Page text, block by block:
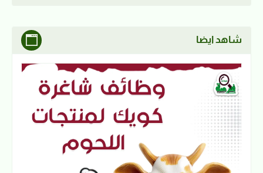
شاهد ايضا